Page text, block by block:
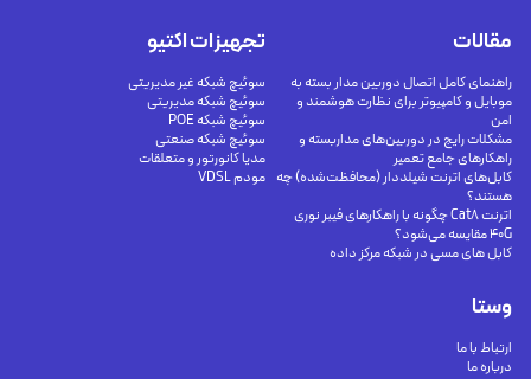
وستا
ارتباط با ما
درباره ما
تجهیزات اکتیو
سوئیچ شبکه غیر مدیریتی
سوئیچ شبکه مدیریتی
سوئیچ شبکه POE
سوئیچ شبکه صنعتی
مدیا کانورتور و متعلقات
مودم VDSL
مقالات
راهنمای کامل اتصال دوربین مدار بسته به
موبایل و کامپیوتر برای نظارت هوشمند و
امن
مشکلات رایج در دوربین‌های مداربسته و
راهکارهای جامع تعمیر
کابل‌های اترنت شیلددار (محافظت‌شده) چه
هستند؟
اترنت Cat8 چگونه با راهکارهای فیبر نوری
40G مقایسه می‌شود؟
کابل های مسی در شبکه مرکز داده